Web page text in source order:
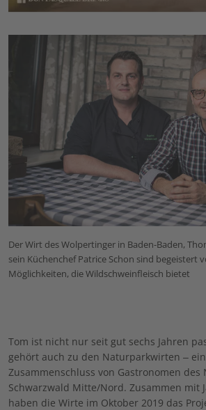
Der Wirt des Wolpertinger in Baden-Baden,
sein Küchenchef Patrice Schon sind begeistert
Möglichkeiten, die Wildschweinfleisch bietet
Tom ist nicht nur seit gut sechs Jahren
gehört auch zu den Naturparkwirten –
Zusammenschluss von Gastronomen des
Schwarzwald Mitte/Nord. Zusammen mit
haben die Wirte im Oktober 2019 das